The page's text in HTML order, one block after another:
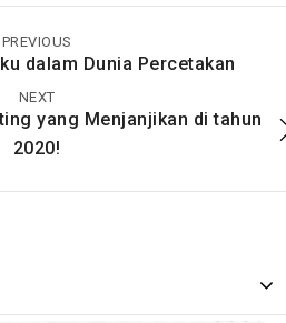
PREVIOUS
dalam Dunia Percetakan
NEXT
yang Menjanjikan di tahun
2020!